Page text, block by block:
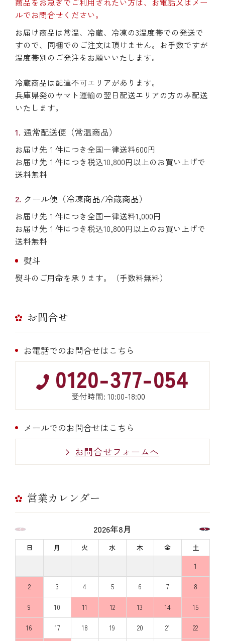
ルでお問合せください。
お届け商品は常温、冷蔵、冷凍の3温度帯での発送で
すので、同梱でのご注文は頂けません。お手数ですが
温度帯別のご発注をお願いいたします。
冷蔵商品は配達不可エリアがあります。
兵庫県発のヤマト運輸の翌日配送エリアの方のみ配送
いたします。
通常配送便（常温商品）
お届け先１件につき全国一律送料600円
お届け先１件につき税込10,800円以上のお買い上げで
送料無料
クール便（冷凍商品/冷蔵商品）
お届け先１件につき全国一律送料1,000円
お届け先１件につき税込10,800円以上のお買い上げで
送料無料
熨斗
熨斗のご用命を承ります。（手数料無料）
お問合せ
お電話でのお問合せはこちら
0120-377-054
受付時間: 10:00-18:00
メールでのお問合せはこちら
お問合せフォームへ
営業カレンダー
2026年8月
日 月 火 水 木 金
土
1
2 3 4 5 6 7 8
9 10 11 12 13 14 15
16 17 18 19 20 21 22